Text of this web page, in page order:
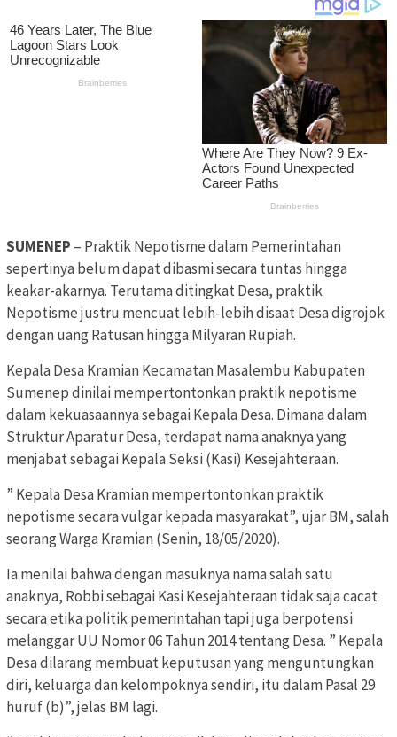
SUMENEP – Praktik Nepotisme dalam Pemerintahan
sepertinya belum dapat dibasmi secara tuntas hingga
keakar-akarnya. Terutama ditingkat Desa, praktik
Nepotisme justru mencuat lebih-lebih disaat Desa digrojok
dengan uang Ratusan hingga Milyaran Rupiah.
Kepala Desa Kramian Kecamatan Masalembu Kabupaten
Sumenep dinilai mempertontonkan praktik nepotisme
dalam kekuasaannya sebagai Kepala Desa. Dimana dalam
Struktur Aparatur Desa, terdapat nama anaknya yang
menjabat sebagai Kepala Seksi (Kasi) Kesejahteraan.
” Kepala Desa Kramian mempertontonkan praktik
nepotisme secara vulgar kepada masyarakat”, ujar BM, salah
seorang Warga Kramian (Senin, 18/05/2020).
Ia menilai bahwa dengan masuknya nama salah satu
anaknya, Robbi sebagai Kasi Kesejahteraan tidak saja cacat
secara etika politik pemerintahan tapi juga berpotensi
melanggar UU Nomor 06 Tahun 2014 tentang Desa. ” Kepala
Desa dilarang membuat keputusan yang menguntungkan
diri, keluarga dan kelompoknya sendiri, itu dalam Pasal 29
huruf (b)”, jelas BM lagi.